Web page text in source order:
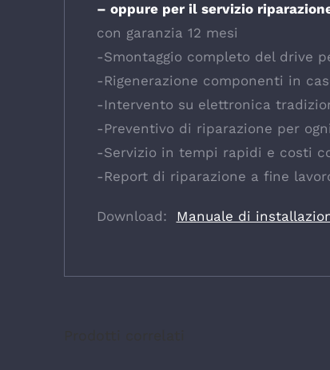
– oppure per il servizio
con garanzia 12 mesi
-Smontaggio completo del drive
-Rigenerazione componenti in
-Intervento su elettronica
-Preventivo di riparazione per
-Servizio in tempi rapidi e costi
-Report di riparazione a fine
Download: Manuale di